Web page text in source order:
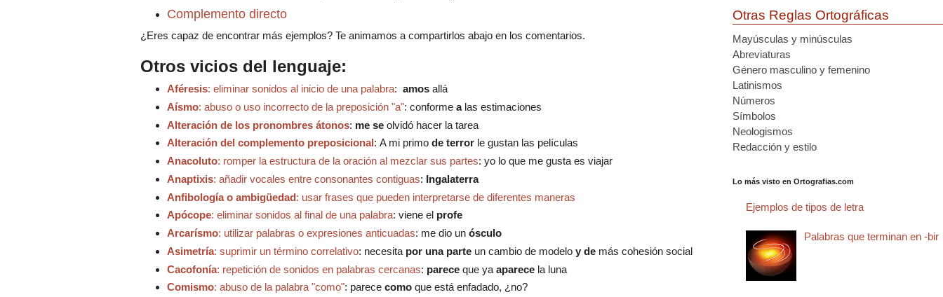
Complemento directo
¿Eres capaz de encontrar más ejemplos? Te animamos a compartirlos abajo en los comentarios.
Otros vicios del lenguaje:
Aféresis: eliminar sonidos al inicio de una palabra: amos allá
Aísmo: abuso o uso incorrecto de la preposición "a": conforme a las estimaciones
Alteración de los pronombres átonos: me se olvidó hacer la tarea
Alteración del complemento preposicional: A mi primo de terror le gustan las películas
Anacoluto: romper la estructura de la oración al mezclar sus partes: yo lo que me gusta es viajar
Anaptixis: añadir vocales entre consonantes contiguas: Ingalaterra
Anfibología o ambigüedad: usar frases que pueden interpretarse de diferentes maneras
Apócope: eliminar sonidos al final de una palabra: viene el profe
Arcarísmo: utilizar palabras o expresiones anticuadas: me dio un ósculo
Asimetría: suprimir un término correlativo: necesita por una parteun cambio de modelo y demás cohesión social
Cacofonía: repetición de sonidos en palabras cercanas: parece que ya aparece la luna
Comismo: abuso de la palabra "como": parece como que está enfadado, ¿no?
Otras Reglas Ortográficas
Mayúsculas y minúsculas
Abreviaturas
Género masculino y femenino
Latinismos
Números
Símbolos
Neologismos
Redacción y estilo
Lo más visto en Ortografias.com
Ejemplos de tipos de letra
Palabras que terminan en -bir